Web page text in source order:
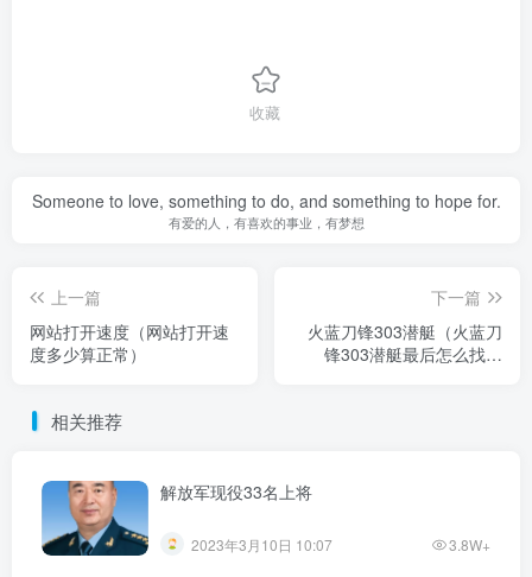
收藏
Someone to love, something to do, and something to hope for.
有爱的人，有喜欢的事业，有梦想
上一篇
网站打开速度（网站打开速
度多少算正常）
下一篇
火蓝刀锋303潜艇（火蓝刀
锋303潜艇最后怎么找到
相关推荐
解放军现役33名上将
2023年3月10日 10:07 3.8W+